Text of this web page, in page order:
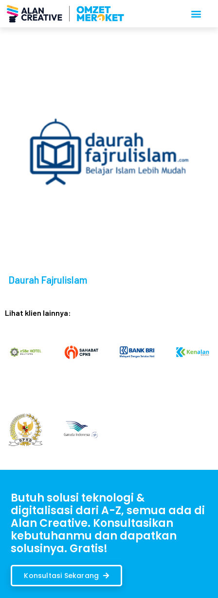
Daurah Fajrulislam
Lihat klien lainnya:
Butuh solusi teknologi &
digitalisasi dari A-Z, semua ada di
Alan Creative. Konsultasikan
kebutuhanmu dan dapatkan
solusinya. Gratis!
Konsultasi Sekarang